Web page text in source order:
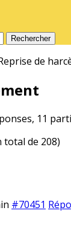
Rechercher
de
11
total de 208)
#70451